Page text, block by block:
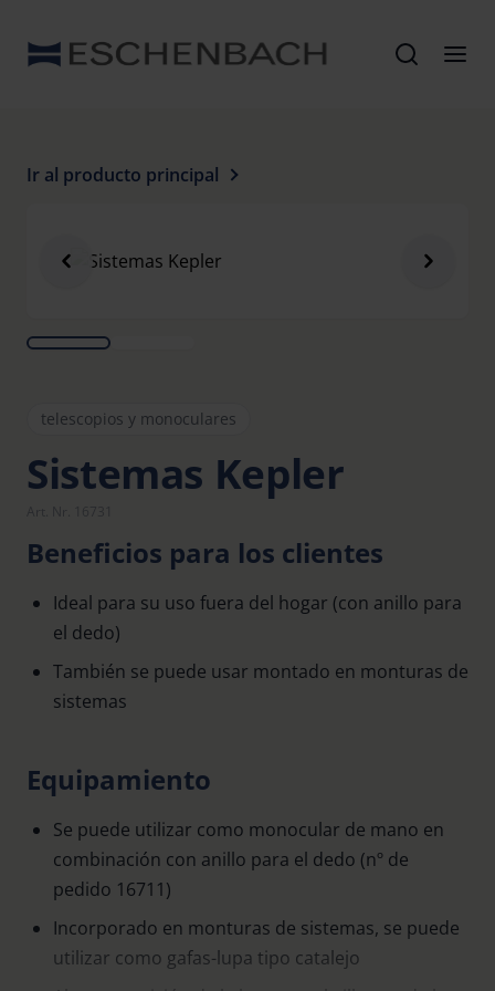
Ir al producto principal
telescopios y monoculares
Sistemas Kepler
Beneficios para los clientes
Ideal para su uso fuera del hogar (con anillo para
el dedo)
También se puede usar montado en monturas de
sistemas
Equipamiento
Se puede utilizar como monocular de mano en
combinación con anillo para el dedo (nº de
pedido 16711)
Incorporado en monturas de sistemas, se puede
utilizar como gafas-lupa tipo catalejo